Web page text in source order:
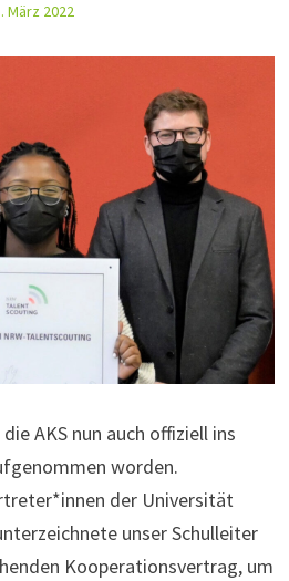
März 2022
AKS nun auch offiziell ins
worden.
der Universität
unser Schulleiter
Kooperationsvertrag, um